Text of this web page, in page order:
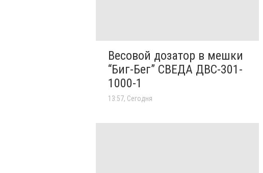
Весовой дозатор в мешки
“Биг-Бег” СВЕДА ДВС-301-
1000-1
13:57, Сегодня